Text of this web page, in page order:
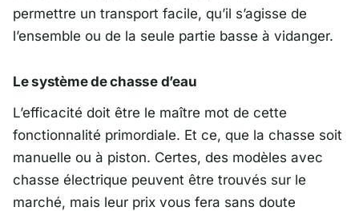
permettre un transport facile, qu’il s’agisse de
l’ensemble ou de la seule partie basse à vidanger.
Le système de chasse d’eau
L’efficacité doit être le maître mot de cette
fonctionnalité primordiale. Et ce, que la chasse soit
manuelle ou à piston. Certes, des modèles avec
chasse électrique peuvent être trouvés sur le
marché, mais leur prix vous fera sans doute